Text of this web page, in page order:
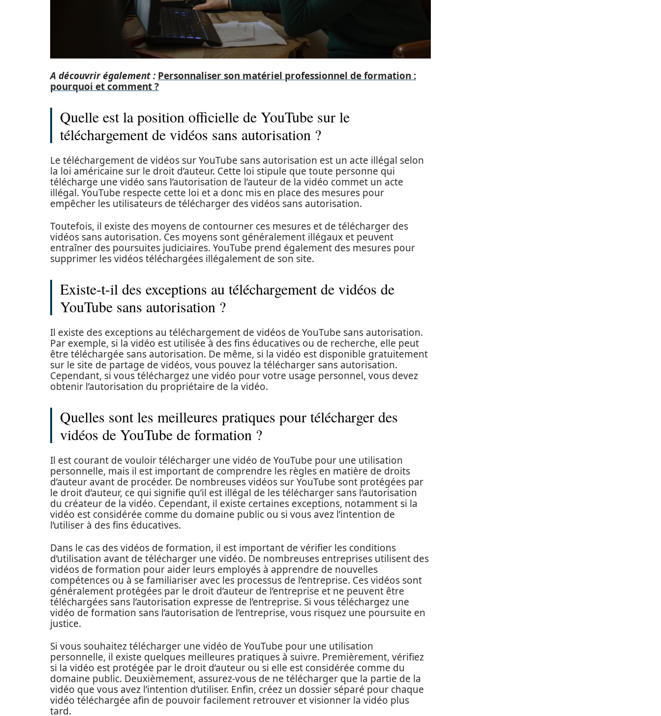
A découvrir également : Personnaliser son matériel professionnel de formation :
pourquoi et comment ?
Quelle est la position officielle de YouTube sur le
téléchargement de vidéos sans autorisation ?
Le téléchargement de vidéos sur YouTube sans autorisation est un acte illégal selon
la loi américaine sur le droit d’auteur. Cette loi stipule que toute personne qui
télécharge une vidéo sans l’autorisation de l’auteur de la vidéo commet un acte
illégal. YouTube respecte cette loi et a donc mis en place des mesures pour
empêcher les utilisateurs de télécharger des vidéos sans autorisation.
Toutefois, il existe des moyens de contourner ces mesures et de télécharger des
vidéos sans autorisation. Ces moyens sont généralement illégaux et peuvent
entraîner des poursuites judiciaires. YouTube prend également des mesures pour
supprimer les vidéos téléchargées illégalement de son site.
Existe-t-il des exceptions au téléchargement de vidéos de
YouTube sans autorisation ?
Il existe des exceptions au téléchargement de vidéos de YouTube sans autorisation.
Par exemple, si la vidéo est utilisée à des fins éducatives ou de recherche, elle peut
être téléchargée sans autorisation. De même, si la vidéo est disponible gratuitement
sur le site de partage de vidéos, vous pouvez la télécharger sans autorisation.
Cependant, si vous téléchargez une vidéo pour votre usage personnel, vous devez
obtenir l’autorisation du propriétaire de la vidéo.
Quelles sont les meilleures pratiques pour télécharger des
vidéos de YouTube de formation ?
Il est courant de vouloir télécharger une vidéo de YouTube pour une utilisation
personnelle, mais il est important de comprendre les règles en matière de droits
d’auteur avant de procéder. De nombreuses vidéos sur YouTube sont protégées par
le droit d’auteur, ce qui signifie qu’il est illégal de les télécharger sans l’autorisation
du créateur de la vidéo. Cependant, il existe certaines exceptions, notamment si la
vidéo est considérée comme du domaine public ou si vous avez l’intention de
l’utiliser à des fins éducatives.
Dans le cas des vidéos de formation, il est important de vérifier les conditions
d’utilisation avant de télécharger une vidéo. De nombreuses entreprises utilisent des
vidéos de formation pour aider leurs employés à apprendre de nouvelles
compétences ou à se familiariser avec les processus de l’entreprise. Ces vidéos sont
généralement protégées par le droit d’auteur de l’entreprise et ne peuvent être
téléchargées sans l’autorisation expresse de l’entreprise. Si vous téléchargez une
vidéo de formation sans l’autorisation de l’entreprise, vous risquez une poursuite en
justice.
Si vous souhaitez télécharger une vidéo de YouTube pour une utilisation
personnelle, il existe quelques meilleures pratiques à suivre. Premièrement, vérifiez
si la vidéo est protégée par le droit d’auteur ou si elle est considérée comme du
domaine public. Deuxièmement, assurez-vous de ne télécharger que la partie de la
vidéo que vous avez l’intention d’utiliser. Enfin, créez un dossier séparé pour chaque
vidéo téléchargée afin de pouvoir facilement retrouver et visionner la vidéo plus
tard.